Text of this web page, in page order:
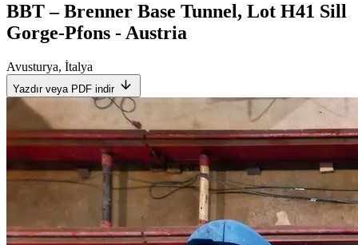
BBT – Brenner Base Tunnel, Lot H41 Sill
Gorge-Pfons - Austria
Avusturya, İtalya
Yazdır veya PDF indir